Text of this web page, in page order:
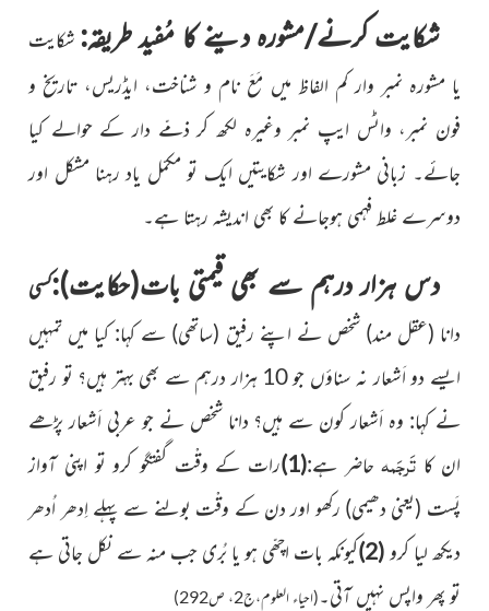
شکایت کرنے/مشورہ دینے کا مُفید طریقہ: شکایت
یا مشورہ نمبر وار کم الفاظ میں مَعَ نام و شناخت، ایڈریس، تاریخ و
فون نمبر، واٹس ایپ نمبر وغیرہ لکھ کر ذمّے دار کے حوالے کیا
جائے۔ زبانی مشورے اور شکایتیں ایک تو مکمّل یاد رہنا مشکل اور
دوسرے غلط فہمی ہوجانے کا بھی اندیشہ رہتا ہے۔
دس ہزار درہم سے بھی قیمتی بات(حکایت):کسی
دانا (عقل مند) شخص نے اپنے رفیق (ساتھی) سے کہا: کیا میں تمہیں
ایسے دو اَشعار نہ سناؤں جو 10 ہزار درہم سے بھی بہتر ہیں؟ تو رفیق
نے کہا: وہ اَشعار کون سے ہیں؟ دانا شخص نے جو عربی اَشعار پڑھے
ان کا تَرجَمہحاضر ہے:(1)
رات کے وقْت گفتگو کرو تو اپنی آواز
پَست (یعنی دھیمی) رکھو اور دن کے وقْت بولنے سے پہلے اِدھر اُدھر
دیکھ لیا کرو(2)
کیونکہ بات اچھّی ہو یا بُری جب منہ سے نکل جاتی ہے
تو پھر واپس نہیں آتی۔(احیاء العلوم،ج2، ص292)